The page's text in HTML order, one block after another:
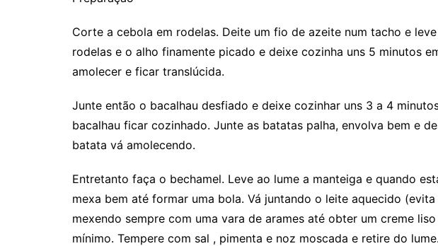
Corte a cebola em rodelas. Deite um fio de azeite num tacho e
rodelas e o alho finamente picado e deixe cozinha uns 5 minutos
amolecer e ficar translúcida.
Junte então o bacalhau desfiado e deixe cozinhar uns 3 a 4
bacalhau ficar cozinhado. Junte as batatas palha, envolva bem e
batata vá amolecendo.
Entretanto faça o bechamel. Leve ao lume a manteiga e quando
mexa bem até formar uma bola. Vá juntando o leite aquecido
mexendo sempre com uma vara de arames até obter um creme
mínimo. Tempere com sal , pimenta e noz moscada e retire do